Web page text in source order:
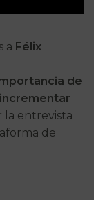
a Félix
de
la entrevista
de